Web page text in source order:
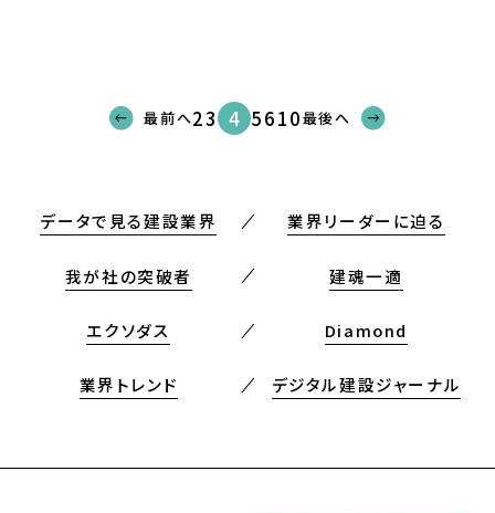
最前へ23 4 5610最後へ
データで見る建設業界 業界リーダーに迫る
我が社の突破者 建魂一適
エクソダス Diamond
業界トレンド デジタル建設ジャーナル